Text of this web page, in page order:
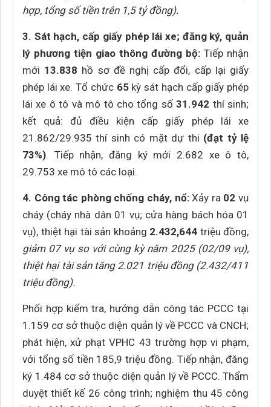
hợp, tổng số tiền trên 1,5 tỷ đồng).
3. Sát hạch, cấp giấy phép lái xe; đăng ký, quản
lý phương tiện giao thông đường bộ: Tiếp nhận
mới 13.838 hồ sơ đề nghị cấp đổi, cấp lại giấy
phép lái xe. Tổ chức 65kỳ sát hạch cấp giấy phép
lái xe ô tô và mô tô cho tổng số31.942 thí sinh;
kết quả: đủ điều kiện cấp giấy phép lái xe
21.862/29.935 thí sinh có mặt dự thi (đạt tỷ lệ
73%). Tiếp nhận, đăng ký mới 2.682 xe ô tô,
29.753 xe mô tô các loại.
4. Công tác phòng chống cháy, nổ:Xảy ra 02 vụ
cháy (cháy nhà dân 01 vụ; cửa hàng bách hóa 01
vụ), thiệt hại tài sản khoảng 2.432,644 triệu đồng,
giảm 07 vụ so với cùng kỳ năm 2025 (02/09 vụ),
thiệt hại tài sản tăng 2.021 triệu đồng (2.432/411
triệu đồng).
Phối hợp kiểm tra, hướng dẫn công tác PCCC tại
1.159 cơ sở thuộc diện quản lý về PCCC và CNCH;
phát hiện, xử phạt VPHC 43 trường hợp vi phạm,
với tổng số tiền 185,9 triệu đồng. Tiếp nhận, đăng
ký 1.484 cơ sở thuộc diện quản lý về PCCC. Thẩm
duyệt thiết kế 26 công trình; nghiệm thu 45 công